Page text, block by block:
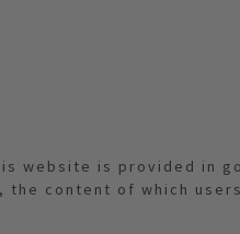
website is provided in
content of which